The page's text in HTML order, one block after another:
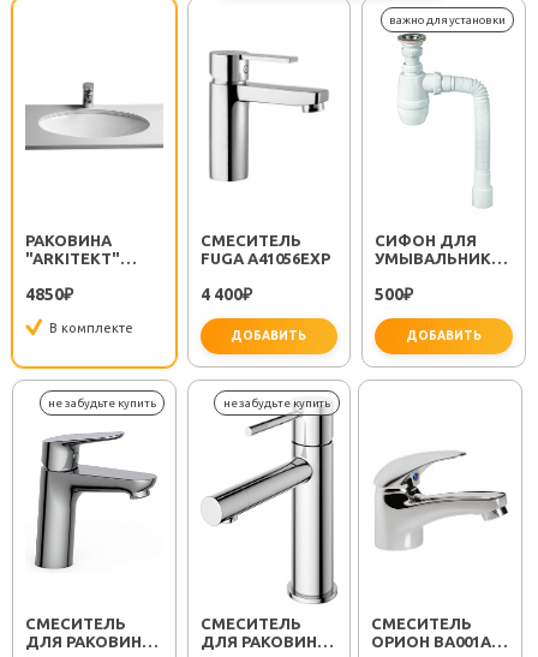
РАКОВИНА
"ARKITEKT"
4850₽
В комплекте
СМЕСИТЕЛЬ
FUGA A41056EXP
4 400₽
ДОБАВИТЬ
СИФОН ДЛЯ
УМЫВАЛЬНИКА
(30718050)
500₽
ДОБАВИТЬ
СМЕСИТЕЛЬ
ДЛЯ РАКОВИНЫ
СМЕСИТЕЛЬ
ДЛЯ РАКОВИНЫ
СМЕСИТЕЛЬ
ОРИОН BA001AA